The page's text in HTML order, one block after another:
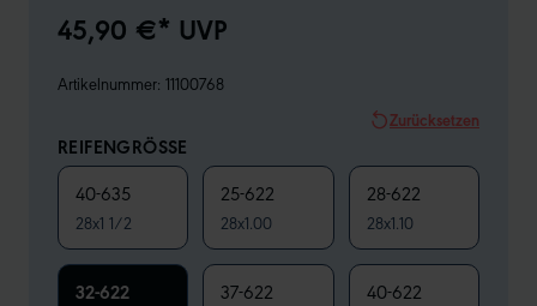
45,90 €* UVP
Artikelnummer: 11100768
Zurücksetzen
REIFENGRÖSSE
40-635
28x1 1/2
25-622
28x1.00
28-622
28x1.10
32-622 37-622 40-622